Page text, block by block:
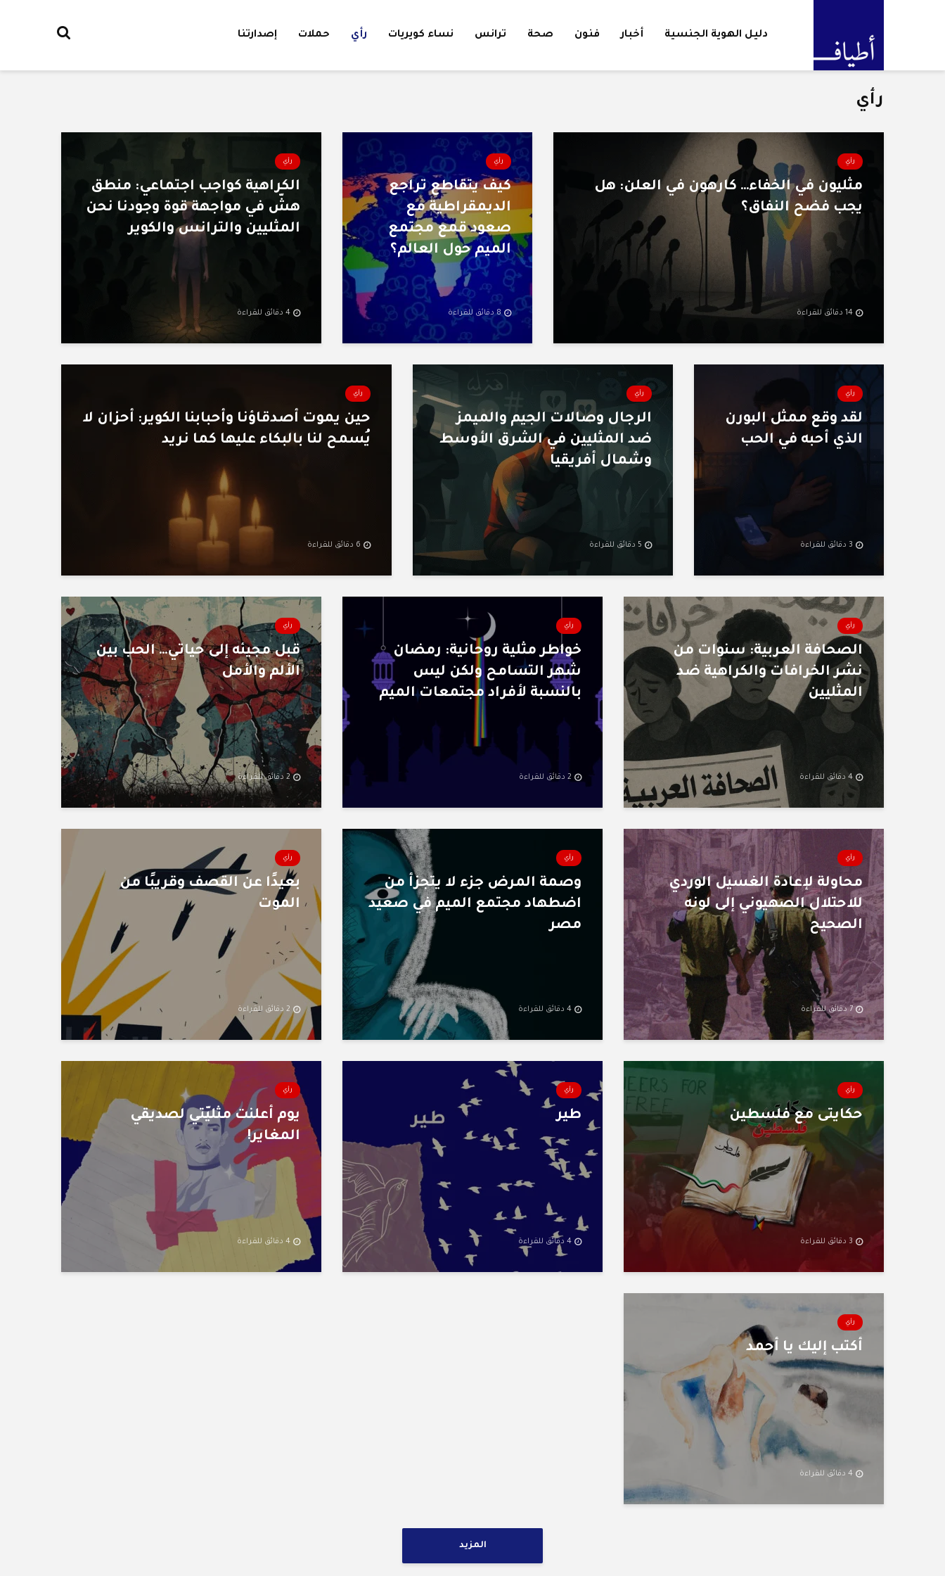
دليل الهوية الجنسية أخبار فنون صحة ترانس نساء كويريات رأي حملات إصدارتنا
رأي
رأي
مثليون في الخفاء… كارهون في العلن: هل
يجب فضح النفاق؟
14 دقائق للقراءة
رأي
كيف يتقاطع تراجع
الديمقراطية مع
صعود قمع مجتمع
الميم حول العالم؟
8 دقائق للقراءة
رأي
الكراهية كواجب اجتماعي: منطق
هشّ في مواجهة قوة وجودنا نحن
المثليين والترانس والكوير
4 دقائق للقراءة
رأي
لقد وقع ممثل البورن
الذي أحبه في الحب
3 دقائق للقراءة
رأي
الرجال وصالات الجيم والميمز
ضد المثليين في الشرق الأوسط
وشمال أفريقيا
5 دقائق للقراءة
رأي
حين يموت أصدقاؤنا وأحبابنا الكوير: أحزان لا
يُسمح لنا بالبكاء عليها كما نريد
6 دقائق للقراءة
رأي
الصحافة العربية: سنوات من
نشر الخرافات والكراهية ضد
المثليين
4 دقائق للقراءة
رأي
خواطر مثلية روحانية: رمضان
شهر التسامح ولكن ليس
بالنسبة لأفراد مجتمعات الميم
2 دقائق للقراءة
رأي
قبل مجيئه إلى حياتي… الحب بين
الألم والأمل
2 دقائق للقراءة
رأي
محاولة لإعادة الغسيل الوردي
للاحتلال الصهيوني إلى لونه
الصحيح
7 دقائق للقراءة
رأي
وصمة المرض جزء لا يتجزأ من
اضطهاد مجتمع الميم في صعيد
مصر
4 دقائق للقراءة
رأي
بعيدًا عن القصف وقريبًا من
الموت
2 دقائق للقراءة
رأي
حكايتى مع فلسطين
3 دقائق للقراءة
رأي
طير
4 دقائق للقراءة
رأي
يوم أعلنت مثليّتي لصديقي
المغاير!
4 دقائق للقراءة
رأي
أكتب إليك يا أحمد
4 دقائق للقراءة
المزيد